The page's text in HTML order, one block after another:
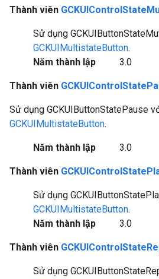
Thành viên
Sử dụng
GCKUIMultistateButton.
Năm thành lập
3.0
Thành viên
Sử dụng GCKUIButtonStatePause
GCKUIMultistateButton.
Năm thành lập 3.0
Thành viên
Sử dụng
GCKUIMultistateButton.
Năm thành lập
3.0
Thành viên
Sử dụng